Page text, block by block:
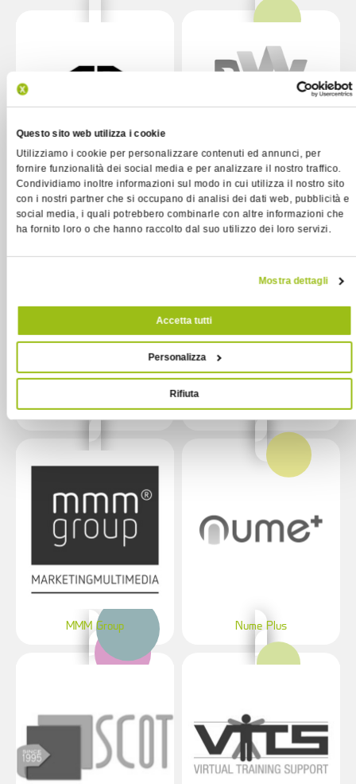
Questo sito web utilizza i cookie
Utilizziamo i cookie per personalizzare contenuti ed annunci, per
fornire funzionalità dei social media e per analizzare il nostro traffico.
Condividiamo inoltre informazioni sul modo in cui utilizza il nostro sito
con i nostri partner che si occupano di analisi dei dati web, pubblicità e
social media, i quali potrebbero combinarle con altre informazioni che
ha fornito loro o che hanno raccolto dal suo utilizzo dei loro servizi.
Mostra dettagli
Accetta tutti
Personalizza
Rifiuta
CRAZY DIAMOND
Different Web
Galeazzi Spettacolo Logilux
MMM Group Nume Plus